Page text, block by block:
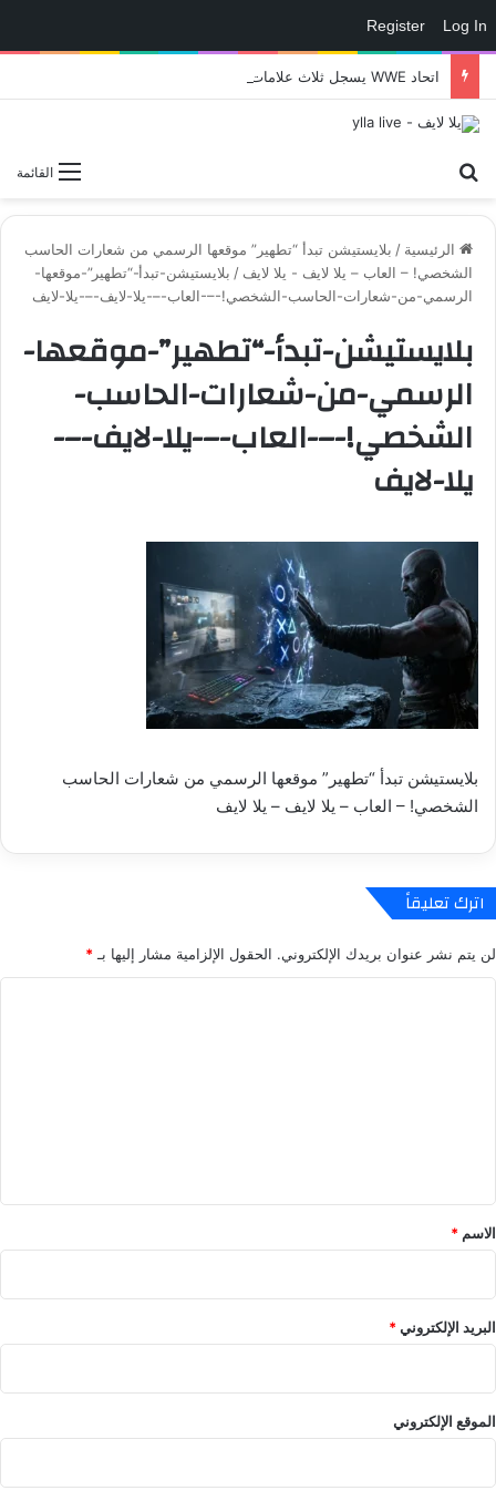
Log In
Register
القائمة
الرئيسية / بلايستيشن تبدأ “تطهير” موقعها الرسمي من شعارات الحاسب
الشخصي! – العاب – يلا لايف - يلا لايف / بلايستيشن-تبدأ-“تطهير”-موقعها-
الرسمي-من-شعارات-الحاسب-الشخصي!-–-العاب-–-يلا-لايف-–-يلا-لايف
بلايستيشن-تبدأ-“تطهير”-موقعها-
الرسمي-من-شعارات-الحاسب-
الشخصي!-–-العاب-–-يلا-لايف-–-
يلا-لايف
بلايستيشن تبدأ “تطهير” موقعها الرسمي من شعارات الحاسب
الشخصي! – العاب – يلا لايف – يلا لايف
اترك تعليقاً
لن يتم نشر عنوان بريدك الإلكتروني. الحقول الإلزامية مشار إليها بـ *
*
الاسم *
البريد الإلكتروني*
الموقع الإلكتروني